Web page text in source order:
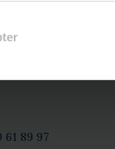
rendez-vous
89 97